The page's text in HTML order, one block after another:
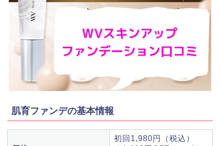
肌育ファンデの基本情報
初回1,980円（税込）